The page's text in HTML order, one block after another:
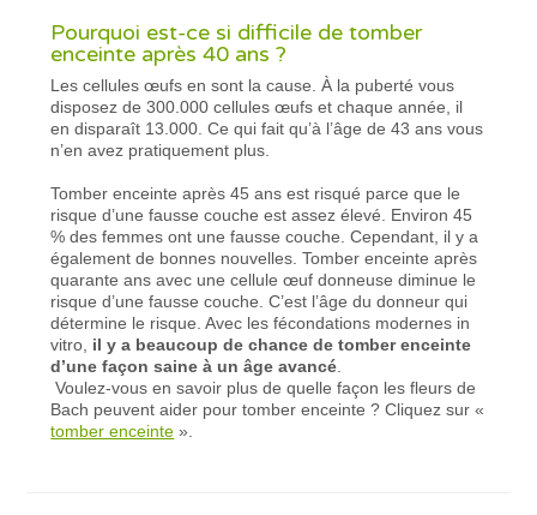
Pourquoi est-ce si difficile de tomber
enceinte après 40 ans ?
Les cellules œufs en sont la cause. À la puberté vous
disposez de 300.000 cellules œufs et chaque année, il
en disparaît 13.000. Ce qui fait qu’à l’âge de 43 ans vous
n’en avez pratiquement plus.
Tomber enceinte après 45 ans est risqué parce que le
risque d’une fausse couche est assez élevé. Environ 45
% des femmes ont une fausse couche. Cependant, il y a
également de bonnes nouvelles. Tomber enceinte après
quarante ans avec une cellule œuf donneuse diminue le
risque d’une fausse couche. C’est l’âge du donneur qui
détermine le risque. Avec les fécondations modernes in
vitro, il y a beaucoup de chance de tomber enceinte
d’une façon saine à un âge avancé
Voulez-vous en savoir plus de quelle façon les fleurs de
Bach peuvent aider pour tomber enceinte ? Cliquez sur «
tomber enceinte ».